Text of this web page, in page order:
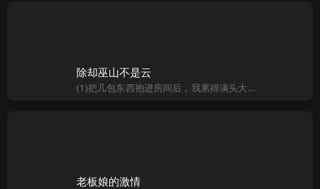
除却巫山不是云
(1)把几包东西抱进房间后，我累得满头大汗。还来不及喝口水，妈妈也紧跟着进来了，手里抱着一个纸箱。“妈妈，没有开水，将就点吧……”我递上一瓶矿泉水。妈没有接，弯弯的眉毛挤在眉头，在３０平米的房间里踱来
老板娘的激情